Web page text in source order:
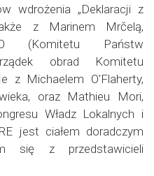
wdrożenia „Deklaracji z
z Marinem Mrčelą,
(Komitetu Państw
obrad Komitetu
z Michaelem O'Flaherty,
oraz Mathieu Mori,
Władz Lokalnych i
jest ciałem doradczym
się z przedstawicieli